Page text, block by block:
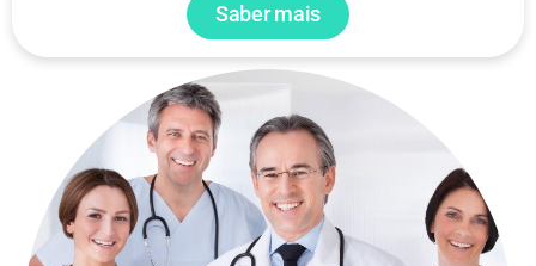
Saber mais